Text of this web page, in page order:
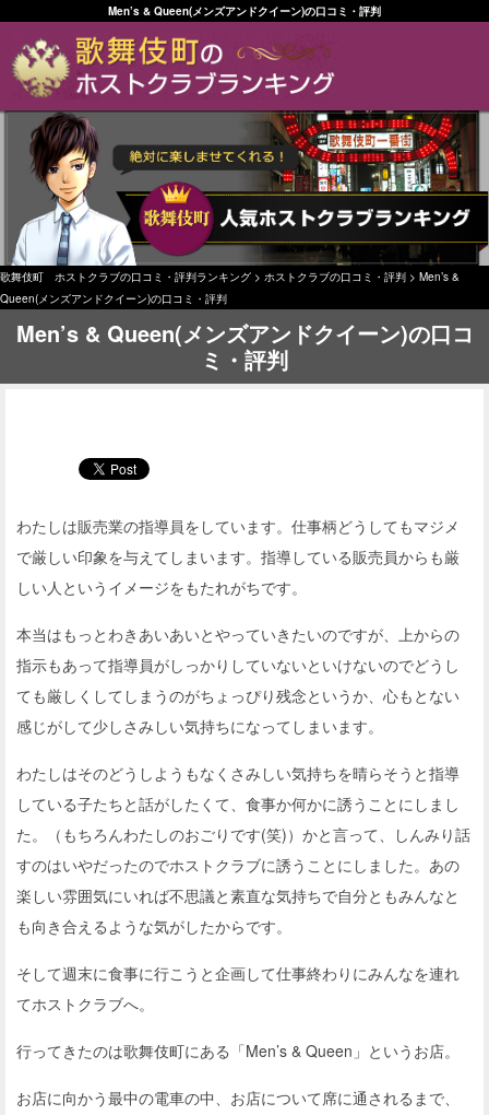
Men’s & Queen(メンズアンドクイーン)の口コミ・評判
歌舞伎町 ホストクラブの口コミ・評判ランキング > ホストクラブの口コミ・評判 > Men’s &
Queen(メンズアンドクイーン)の口コミ・評判
Men’s & Queen(メンズアンドクイーン)の口コ
ミ・評判
わたしは販売業の指導員をしています。仕事柄どうしてもマジメ
で厳しい印象を与えてしまいます。指導している販売員からも厳
しい人というイメージをもたれがちです。
本当はもっとわきあいあいとやっていきたいのですが、上からの
指示もあって指導員がしっかりしていないといけないのでどうし
ても厳しくしてしまうのがちょっぴり残念というか、心もとない
感じがして少しさみしい気持ちになってしまいます。
わたしはそのどうしようもなくさみしい気持ちを晴らそうと指導
している子たちと話がしたくて、食事か何かに誘うことにしまし
た。（もちろんわたしのおごりです(笑)）かと言って、しんみり話
すのはいやだったのでホストクラブに誘うことにしました。あの
楽しい雰囲気にいれば不思議と素直な気持ちで自分ともみんなと
も向き合えるような気がしたからです。
そして週末に食事に行こうと企画して仕事終わりにみんなを連れ
てホストクラブへ。
行ってきたのは歌舞伎町にある「Men’s & Queen」というお店。
お店に向かう最中の電車の中、お店について席に通されるまで、